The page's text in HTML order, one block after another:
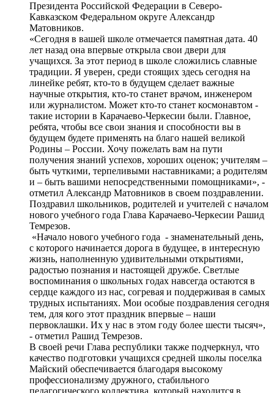
Президента Российской Федерации в Северо-
Кавказском Федеральном округе Александр
Матовников.
«Сегодня в вашей школе отмечается памятная дата. 40
лет назад она впервые открыла свои двери для
учащихся. За этот период в школе сложились славные
традиции. Я уверен, среди стоящих здесь сегодня на
линейке ребят, кто-то в будущем сделает важные
научные открытия, кто-то станет врачом, инженером
или журналистом. Может кто-то станет космонавтом -
такие истории в Карачаево-Черкесии были. Главное,
ребята, чтобы все свои знания и способности вы в
будущем будете применять на благо нашей великой
Родины – России. Хочу пожелать вам на пути
получения знаний успехов, хороших оценок; учителям –
быть чуткими, терпеливыми наставниками; а родителям
и – быть вашими непосредственными помощниками», -
отметил Александр Матовников в своем поздравлении.
Поздравил школьников, родителей и учителей с началом
нового учебного года Глава Карачаево-Черкесии Рашид
Темрезов.
«Начало нового учебного года - знаменательный день,
с которого начинается дорога в будущее, в интересную
жизнь, наполненную удивительными открытиями,
радостью познания и настоящей дружбе. Светлые
воспоминания о школьных годах навсегда остаются в
сердце каждого из нас, согревая и поддерживая в самых
трудных испытаниях. Мои особые поздравления сегодня
тем, для кого этот праздник впервые – наши
первоклашки. Их у нас в этом году более шести тысяч»,
- отметил Рашид Темрезов.
В своей речи Глава республики также подчеркнул, что
качество подготовки учащихся средней школы поселка
Майский обеспечивается благодаря высокому
профессионализму дружного, стабильного